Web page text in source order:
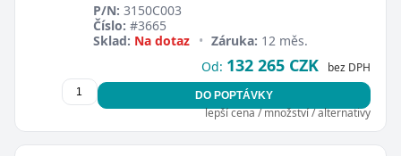
P/N: 3150C003
Číslo: #3665
Sklad: Na dotaz • Záruka: 12 měs.
Od: 132 265 CZK bez DPH
DO POPTÁVKY
lepší cena / množství / alternativy